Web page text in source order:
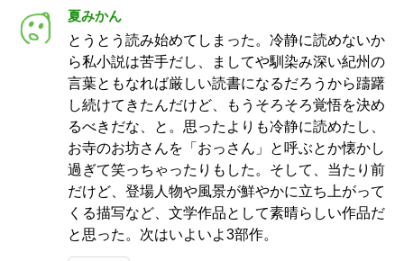
夏みかん
とうとう読み始めてしまった。冷静に読めないか
ら私小説は苦手だし、ましてや馴染み深い紀州の
言葉ともなれば厳しい読書になるだろうから躊躇
し続けてきたんだけど、もうそろそろ覚悟を決め
るべきだな、と。思ったよりも冷静に読めたし、
お寺のお坊さんを「おっさん」と呼ぶとか懐かし
過ぎて笑っちゃったりもした。そして、当たり前
だけど、登場人物や風景が鮮やかに立ち上がって
くる描写など、文学作品として素晴らしい作品だ
と思った。次はいよいよ3部作。